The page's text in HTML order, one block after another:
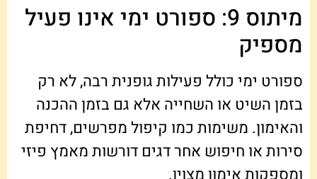
מיתוס 9: ספורט ימי אינו פעיל
מספיק
ספורט ימי כולל פעילות גופנית רבה, לא רק
בזמן השיט או השחייה אלא גם בזמן ההכנה
והאימון. משימות כמו קיפול מפרשים, דחיפת
סירות או חיפוש אחר דגים דורשות מאמץ פיזי
ומספקות אימון מצוין.